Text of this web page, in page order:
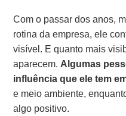
Com o passar dos anos,
rotina da empresa, ele
visível. E quanto mais
aparecem.Algumas
influência que ele tem
e meio ambiente,
algo positivo.